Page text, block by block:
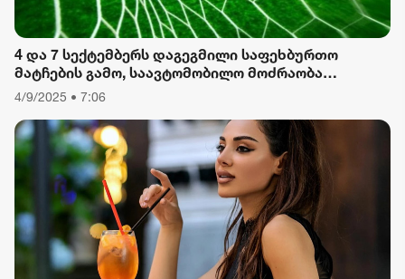
4 და 7 სექტემბერს დაგეგმილი საფეხბურთო
მატჩების გამო, საავტომობილო მოძრაობა
შეიზღუდება
4/9/2025 • 7:06